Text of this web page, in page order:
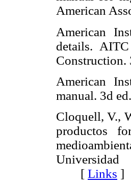
American
American
details.
American
manual. 3d
Cloquell, V.,
productos
[ Links ]